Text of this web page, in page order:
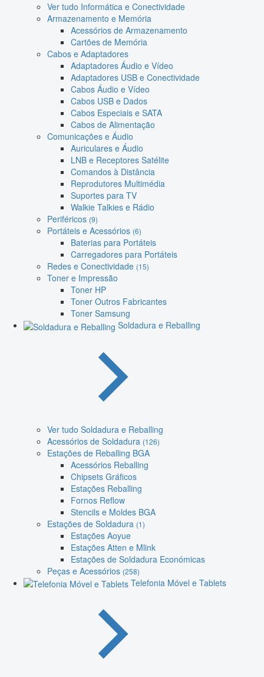
Ver tudo Informática e Conectividade
Armazenamento e Memória
Acessórios de Armazenamento
Cartões de Memória
Cabos e Adaptadores
Adaptadores Áudio e Vídeo
Adaptadores USB e Conectividade
Cabos Áudio e Vídeo
Cabos USB e Dados
Cabos Especiais e SATA
Cabos de Alimentação
Comunicações e Áudio
Auriculares e Áudio
LNB e Receptores Satélite
Comandos à Distância
Reprodutores Multimédia
Suportes para TV
Walkie Talkies e Rádio
Periféricos (9)
Portáteis e Acessórios (6)
Baterias para Portáteis
Carregadores para Portáteis
Redes e Conectividade (15)
Toner e Impressão
Toner HP
Toner Outros Fabricantes
Toner Samsung
Soldadura e Reballing
Ver tudo Soldadura e Reballing
Acessórios de Soldadura (126)
Estações de Reballing BGA
Acessórios Reballing
Chipsets Gráficos
Estações Reballing
Fornos Reflow
Stencils e Moldes BGA
Estações de Soldadura (1)
Estações Aoyue
Estações Atten e Mlink
Estações de Soldadura Económicas
Peças e Acessórios (258)
Telefonia Móvel e Tablets